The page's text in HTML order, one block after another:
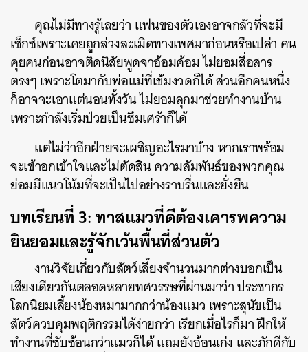
คุณไม่มีทางรู้เลยว่า แฟนของตัวเองอาจกลัวที่จะมี
เซ็กซ์เพราะเคยถูกล่วงละเมิดทางเพศมาก่อนหรือเปล่า คน
คุยคนก่อนอาจติดนิสัยพูดจาอ้อมค้อม ไม่ยอมสื่อสาร
ตรงๆ เพราะโตมากับพ่อแม่ที่เข้มงวดก็ได้ ส่วนอีกคนหนึ่ง
ก็อาจจะเอาแต่นอนทั้งวัน ไม่ยอมลุกมาช่วยทำงานบ้าน
เพราะกำลังเริ่มป่วยเป็นซึมเศร้าก็ได้
แต่ไม่ว่าอีกฝ่ายจะเผชิญอะไรมาบ้าง หากเราพร้อม
จะเข้าอกเข้าใจและไม่ตัดสิน ความสัมพันธ์ของพวกคุณ
ย่อมมีแนวโน้มที่จะเป็นไปอย่างราบรื่นและยั่งยืน
บทเรียนที่ 3: ทาสแมวที่ดีต้องเคารพความ
ยินยอมและรู้จักเว้นพื้นที่ส่วนตัว
งานวิจัยเกี่ยวกับสัตว์เลี้ยงจำนวนมากต่างบอกเป็น
เสียงเดียวกันตลอดหลายทศวรรษที่ผ่านมาว่า ประชากร
โลกนิยมเลี้ยงน้องหมามากกว่าน้องแมว เพราะสุนัขเป็น
สัตว์ควบคุมพฤติกรรมได้ง่ายกว่า เรียกเมื่อไรก็มา ฝึกให้
ทำงานที่ซับซ้อนกว่าแมวก็ได้ แถมยังอ้อนเก่ง และภักดีกับ
ค้นหา
SHARE TWEET LINE EMAIL